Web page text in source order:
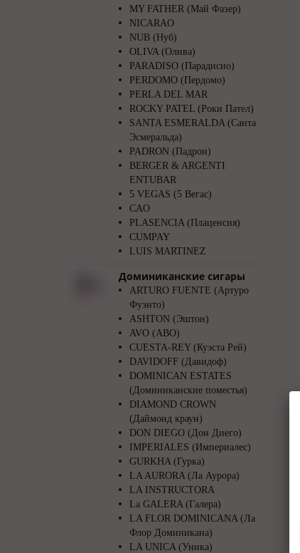
MY FATHER (Май Фазер)
NICARAO
NUB (Нуб)
OLIVA (Олива)
PARADISO (Парадисио)
PERDOMO (Пердомо)
PERLA DEL MAR
ROCKY PATEL (Роки Пател)
SANTA ESMERALDA (Санта
Эсмеральда)
PADRON (Падрон)
BERGER & ARGENTI
ENTUBAR
5 VEGAS (5 Вегас)
CAO
PLASENCIA (Плаценсия)
CUMPAY
LUIS MARTINEZ
Доминиканские сигары
ARTURO FUENTE (Артуро
Фуэнто)
ASHTON (Эштон)
AVO (АВО)
CUESTA-REY (Куэста Рей)
DAVIDOFF (Давидоф)
DOMINICAN ESTATES
(Доминиканские поместья)
DIAMOND CROWN
(Даймонд краун)
DON DIEGO (Дон Диего)
IMPERIALES (Империалес)
GURKHA (Гурка)
LA AURORA (Ла Аурора)
LA INSTRUCTORA
La GALERA (Галера)
LA FLOR DOMINICANA (Ла
Флор Доминикана)
LA UNICA (Уника)